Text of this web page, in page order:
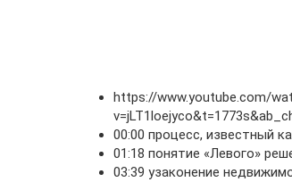
https://www.youtube.com/
00:00 процесс, известный
01:18 понятие «Левого»
03:39 узаконение